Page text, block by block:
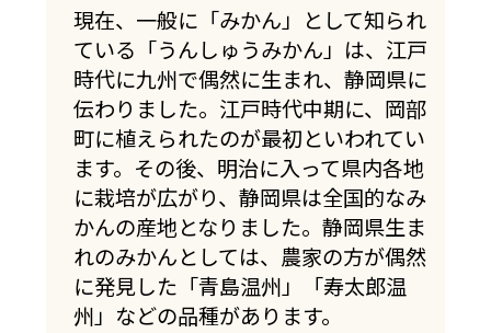
現在、一般に「みかん」として知られ
ている「うんしゅうみかん」は、江戸
時代に九州で偶然に生まれ、静岡県に
伝わりました。江戸時代中期に、岡部
町に植えられたのが最初といわれてい
ます。その後、明治に入って県内各地
に栽培が広がり、静岡県は全国的なみ
かんの産地となりました。静岡県生ま
れのみかんとしては、農家の方が偶然
に発見した「青島温州」「寿太郎温
州」などの品種があります。